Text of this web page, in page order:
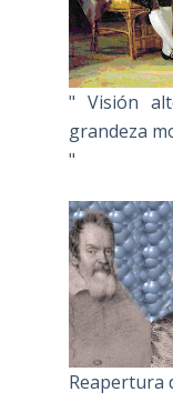
" Visión
grandeza
"
Reapertura